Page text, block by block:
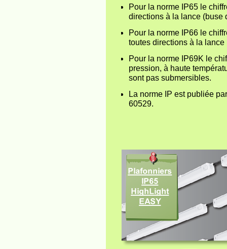
Pour la norme IP65 le
directions à la lance (buse
Pour la norme IP66 le
toutes directions à la lance
Pour la norme IP69K le
pression, à haute
sont pas submersibles.
La norme IP est publiée
60529.